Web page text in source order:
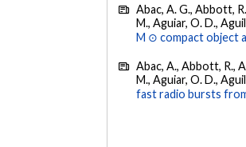
Abac, A. G., Abbott,
M., Aguiar, O. D.,
M ⊙ compact object
Abac, A., Abbott, R.,
M., Aguiar, O. D.,
fast radio bursts